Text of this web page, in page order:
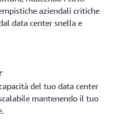
aziendali critiche
data center snella e
del tuo data center
mantenendo il tuo